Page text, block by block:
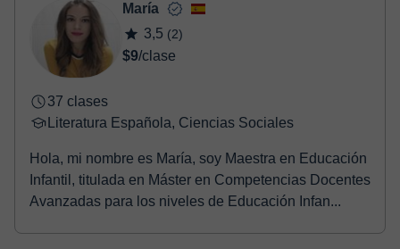
Una vez realices el pago de la clase, recibirás un e-mail de
confirmación de la reserva.
María
3,5 (2)
$9/clase
37 clases
Literatura Española, Ciencias Sociales
Hola, mi nombre es María, soy Maestra en Educación
Infantil, titulada en Máster en Competencias Docentes
Avanzadas para los niveles de Educación Infan...